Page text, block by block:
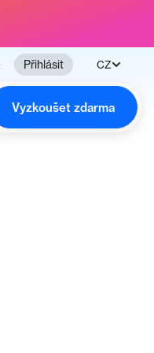
Přihlásit CZ
Vyzkoušet zdarma